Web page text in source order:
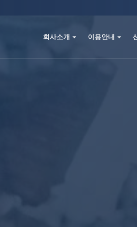
회사소개 이용안내